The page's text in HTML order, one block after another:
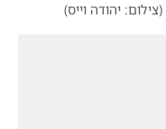
(צילום: יהודה וייס)